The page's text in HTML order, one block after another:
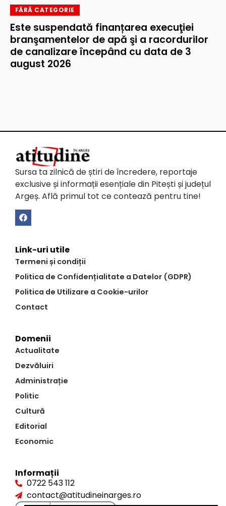
FĂRĂ CATEGORIE
Este suspendată finanțarea execuţiei
branşamentelor de apă şi a racordurilor
de canalizare începând cu data de 3
august 2026
Sursa ta zilnică de știri de încredere, reportaje
exclusive și informații esențiale din Pitești și județul
Argeș. Află primul tot ce contează pentru tine!
Link-uri utile
Termeni și condiții
Politica de Confidențialitate a Datelor (GDPR)
Politica de Utilizare a Cookie-urilor
Contact
Domenii
Actualitate
Dezvăluiri
Administrație
Politic
Cultură
Editorial
Economic
Informații
0722 543 112
contact@atitudineinarges.ro